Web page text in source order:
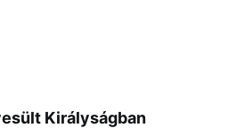
Királyságban